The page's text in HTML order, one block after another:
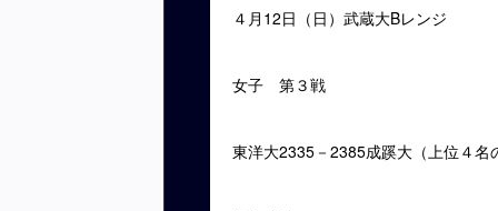
４月12日（日）武蔵大Bレンジ
女子 第３戦
東洋大2335－2385成蹊大（上位４名